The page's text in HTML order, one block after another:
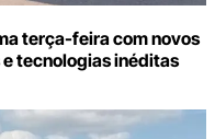
terça-feira com novos
tecnologias inéditas